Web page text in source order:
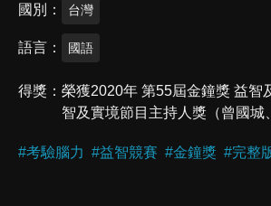
國別 台灣
語言 國語
得獎
榮獲2020年 第55屆金鐘獎 益智
智及實境節目主持人獎（曾國城
#考驗腦力 #益智競賽 #金鐘獎 #完整